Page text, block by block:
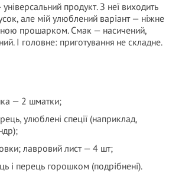
продукт. З неї виходить
але мій улюблений варіант — ніжне
прошарком. Смак — насичений,
І головне: приготування не складне.
— 2 шматки;
улюблені спеції (наприклад,
лавровий лист — 4 шт;
і перець горошком (подрібнені).